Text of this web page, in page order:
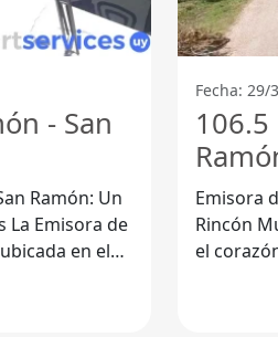
- San
Ramón: Un
en el
Fecha: 29/
106.5
Emisora
Rincón
el